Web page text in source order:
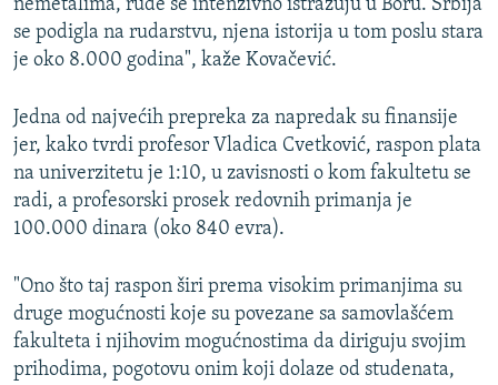
nemetalima, rude se intenzivno istražuju u Boru. Srbija
se podigla na rudarstvu, njena istorija u tom poslu stara
je oko 8.000 godina", kaže Kovačević.
Jedna od najvećih prepreka za napredak su finansije
jer, kako tvrdi profesor Vladica Cvetković, raspon plata
na univerzitetu je 1:10, u zavisnosti o kom fakultetu se
radi, a profesorski prosek redovnih primanja je
100.000 dinara (oko 840 evra).
"Ono što taj raspon širi prema visokim primanjima su
druge mogućnosti koje su povezane sa samovlašćem
fakulteta i njihovim mogućnostima da diriguju svojim
prihodima, pogotovu onim koji dolaze od studenata,